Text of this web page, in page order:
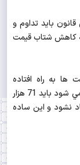
بايد تداوم و
به كاهش شتاب قيمت
به راه افتاده
هنگامي كه 71 هزار ميليارد تومان بين مردم توزيع مي شود بايد 71 هزار
نشود و اين ساده